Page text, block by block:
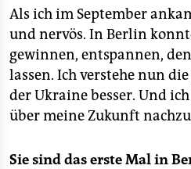
Als ich im September
und nervös. In Berlin
gewinnen, entspannen,
lassen. Ich verstehe nun
der Ukraine besser. Und
über meine Zukunft
Sie sind das erste Mal in